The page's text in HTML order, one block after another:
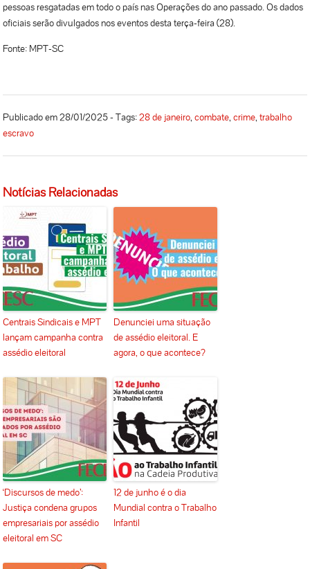
pessoas resgatadas em todo o país nas Operações do ano passado. Os dados
oficiais serão divulgados nos eventos desta terça-feira (28).
Fonte: MPT-SC
Publicado em 28/01/2025 - Tags:28 de janeiro,combate,crime,trabalho
escravo
Notícias Relacionadas
Centrais Sindicais e MPT
lançam campanha contra
assédio eleitoral
Denunciei uma situação
de assédio eleitoral. E
agora, o que acontece?
‘Discursos de medo’:
Justiça condena grupos
empresariais por assédio
eleitoral em SC
12 de junho é o dia
Mundial contra o Trabalho
Infantil